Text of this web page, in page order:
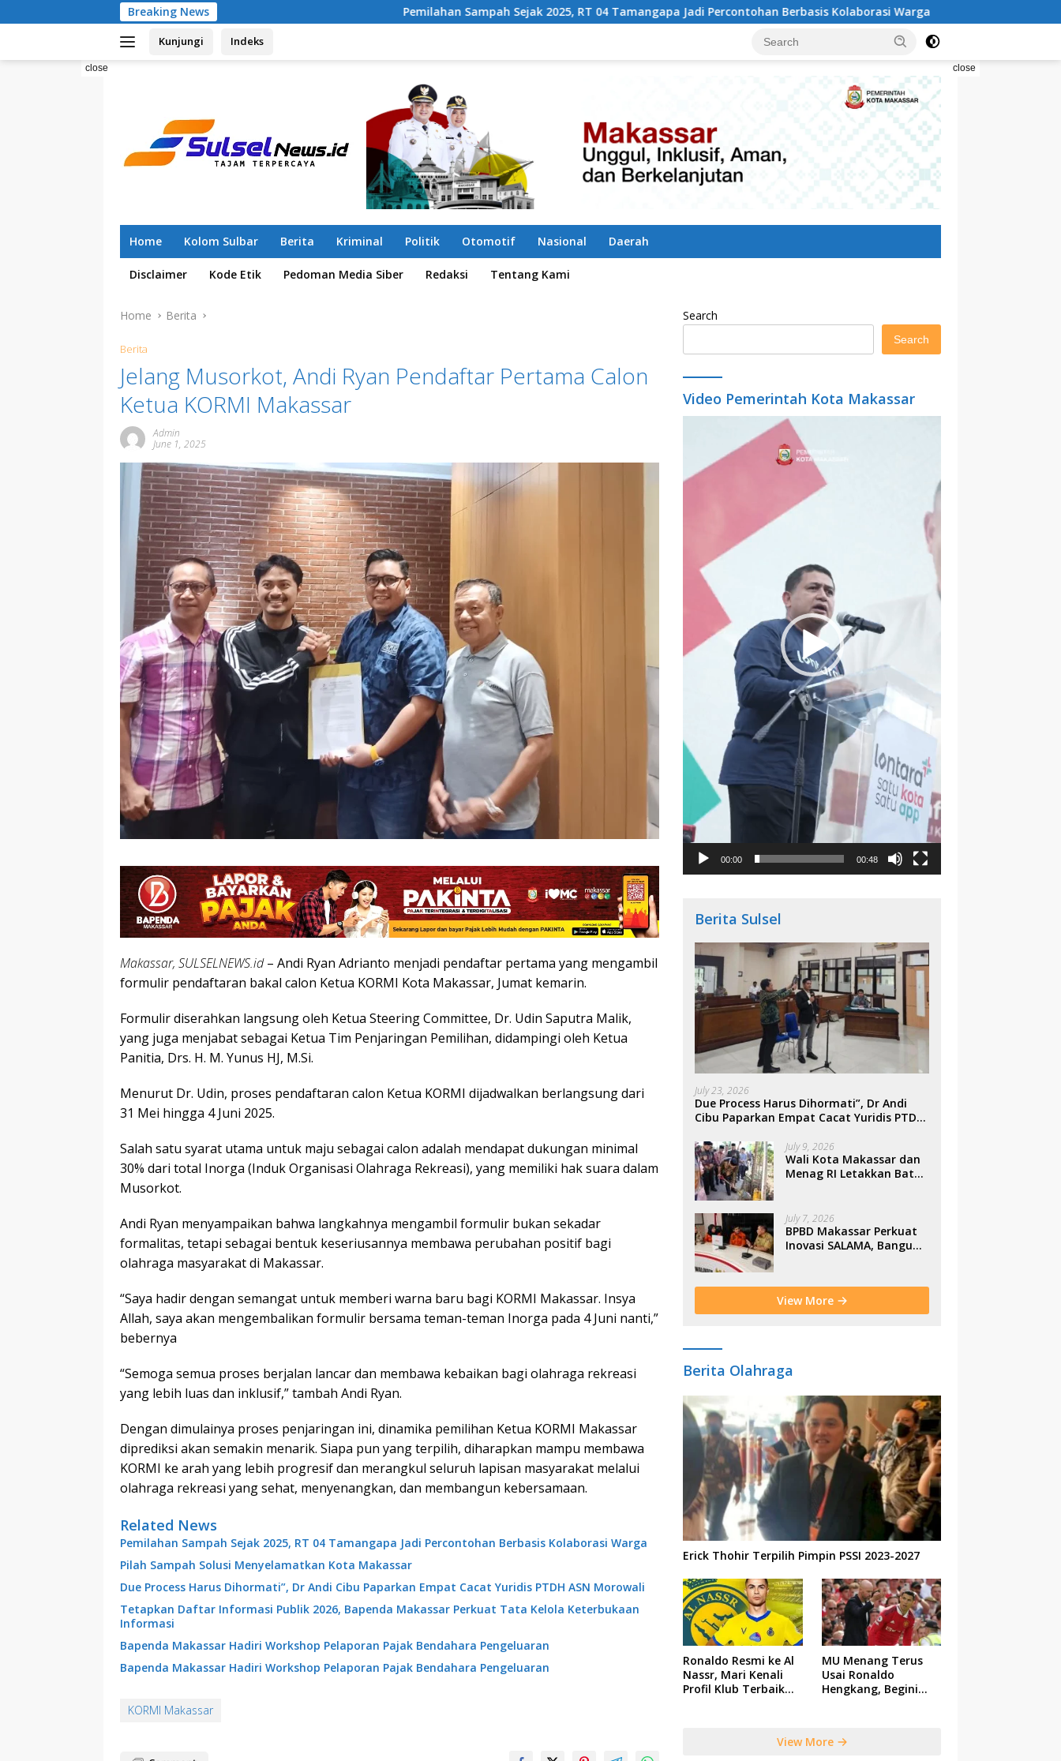
to
Breaking News Pemilahan Sampah Sejak 2025, RT 04 Tamangapa Jadi Percontohan Berbasis Kolaborasi Warga Pilah Sampah Solusi Menyelamatkan
Kunjungi Indeks
close close
Home Kolom Sulbar Berita Kriminal Politik Otomotif Nasional Daerah
Disclaimer Kode Etik Pedoman Media Siber Redaksi Tentang Kami
Home Berita
Berita
Jelang Musorkot, Andi Ryan Pendaftar Pertama Calon
Ketua KORMI Makassar
Admin
June 1, 2025
Makassar, SULSELNEWS.id– Andi Ryan Adrianto menjadi pendaftar pertama yang mengambil
formulir pendaftaran bakal calon Ketua KORMI Kota Makassar, Jumat kemarin.
Formulir diserahkan langsung oleh Ketua Steering Committee, Dr. Udin Saputra Malik,
yang juga menjabat sebagai Ketua Tim Penjaringan Pemilihan, didampingi oleh Ketua
Panitia, Drs. H. M. Yunus HJ, M.Si.
Menurut Dr. Udin, proses pendaftaran calon Ketua KORMI dijadwalkan berlangsung dari
31 Mei hingga 4 Juni 2025.
Salah satu syarat utama untuk maju sebagai calon adalah mendapat dukungan minimal
30% dari total Inorga (Induk Organisasi Olahraga Rekreasi), yang memiliki hak suara dalam
Musorkot.
Andi Ryan menyampaikan bahwa langkahnya mengambil formulir bukan sekadar
formalitas, tetapi sebagai bentuk keseriusannya membawa perubahan positif bagi
olahraga masyarakat di Makassar.
“Saya hadir dengan semangat untuk memberi warna baru bagi KORMI Makassar. Insya
Allah, saya akan mengembalikan formulir bersama teman-teman Inorga pada 4 Juni nanti,”
bebernya
“Semoga semua proses berjalan lancar dan membawa kebaikan bagi olahraga rekreasi
yang lebih luas dan inklusif,” tambah Andi Ryan.
Dengan dimulainya proses penjaringan ini, dinamika pemilihan Ketua KORMI Makassar
diprediksi akan semakin menarik. Siapa pun yang terpilih, diharapkan mampu membawa
KORMI ke arah yang lebih progresif dan merangkul seluruh lapisan masyarakat melalui
olahraga rekreasi yang sehat, menyenangkan, dan membangun kebersamaan.
Related News
Pemilahan Sampah Sejak 2025, RT 04 Tamangapa Jadi Percontohan Berbasis Kolaborasi Warga
Pilah Sampah Solusi Menyelamatkan Kota Makassar
Due Process Harus Dihormati”, Dr Andi Cibu Paparkan Empat Cacat Yuridis PTDH ASN Morowali
Tetapkan Daftar Informasi Publik 2026, Bapenda Makassar Perkuat Tata Kelola Keterbukaan
Informasi
Bapenda Makassar Hadiri Workshop Pelaporan Pajak Bendahara Pengeluaran
Bapenda Makassar Hadiri Workshop Pelaporan Pajak Bendahara Pengeluaran
KORMI Makassar
Search
Search
Video Pemerintah Kota Makassar
00:00 00:48
Berita Sulsel
July 23, 2026
Due Process Harus Dihormati”, Dr Andi
Cibu Paparkan Empat Cacat Yuridis PTDH
July 9, 2026
Wali Kota Makassar dan
Menag RI Letakkan Batu
BTP
July 7, 2026
BPBD Makassar Perkuat
Inovasi SALAMA, Bangun
View More
Berita Olahraga
Erick Thohir Terpilih Pimpin PSSI 2023-2027
Ronaldo Resmi ke Al
Nassr, Mari Kenali
Profil Klub Terbaik
MU Menang Terus
Usai Ronaldo
Hengkang, Begini
View More